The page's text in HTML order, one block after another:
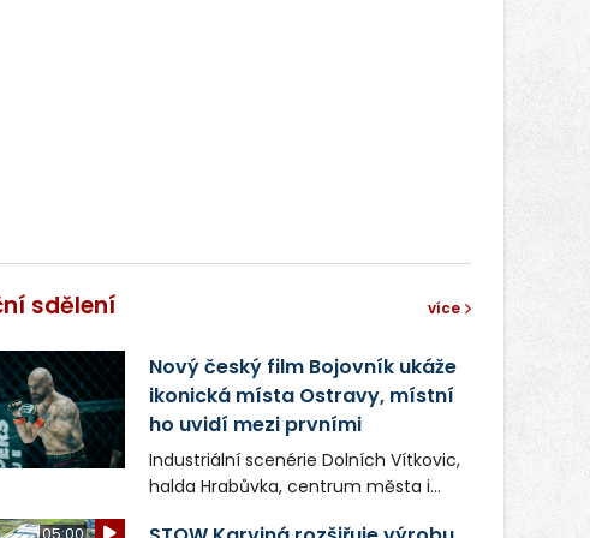
sdělení více
Nový český film Bojovník ukáže
ikonická místa Ostravy, místní
ho uvidí mezi prvními
Industriální scenérie Dolních Vítkovic,
halda Hrabůvka, centrum města i
05:00